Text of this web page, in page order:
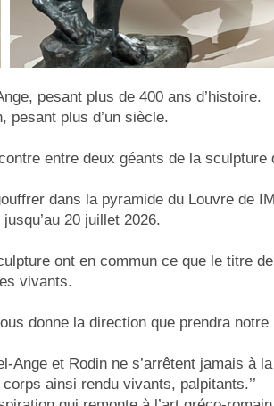
pesant plus de 400 ans d’histoire.
pesant plus d’un siècle.
entre deux géants de la
dans la pyramide du Louvre de
jusqu’au 20 juillet 2026.
ont en commun ce que le titre
vivants.
donne la direction que prendra notre
Ange et Rodin ne s’arrêtent jamais à
ainsi rendu vivants, palpitants.’’